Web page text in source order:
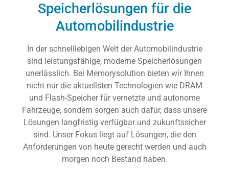
Speicherlösungen für die
Automobilindustrie
In der schnelllebigen Welt der Automobilindustrie
sind leistungsfähige, moderne Speicherlösungen
unerlässlich. Bei Memorysolution bieten wir Ihnen
nicht nur die aktuellsten Technologien wie DRAM
und Flash-Speicher für vernetzte und autonome
Fahrzeuge, sondern sorgen auch dafür, dass unsere
Lösungen langfristig verfügbar und zukunftssicher
sind. Unser Fokus liegt auf Lösungen, die den
Anforderungen von heute gerecht werden und auch
morgen noch Bestand haben.